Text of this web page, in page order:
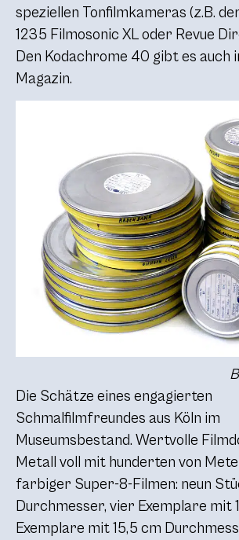
speziellen Tonfilmkameras (z.B.
1235 Filmosonic XL oder Revue
Den Kodachrome 40 gibt es auch
Magazin.
Die Schätze eines engagierten
Schmalfilmfreundes aus Köln im
Museumsbestand. Wertvolle
Metall voll mit hunderten von
farbiger Super-8-Filmen: neun
Durchmesser, vier Exemplare mit
Exemplare mit 15,5 cm